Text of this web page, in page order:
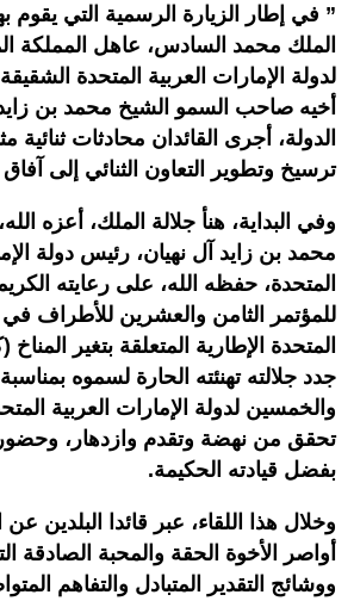
” في إطار الزيارة الرسمية التي يقوم
الملك محمد السادس، عاهل المملكة
لدولة الإمارات العربية المتحدة
أخيه صاحب السمو الشيخ محمد بن
الدولة، أجرى القائدان محادثات
ترسيخ وتطوير التعاون الثنائي إلى
وفي البداية، هنأ جلالة الملك، أعزه
محمد بن زايد آل نهيان، رئيس دولة
المتحدة، حفظه الله، على رعايته
للمؤتمر الثامن والعشرين للأطراف في
جدد جلالته تهنئته الحارة لسموه بمناسبة
والخمسين لدولة الإمارات العربية
تحقق من نهضة وتقدم وازدهار،
بفضل قيادته الحكيمة.
وخلال هذا اللقاء، عبر قائدا البلدين
أواصر الأخوة الحقة والمحبة الصادقة
ووشائج التقدير المتبادل والتفاهم